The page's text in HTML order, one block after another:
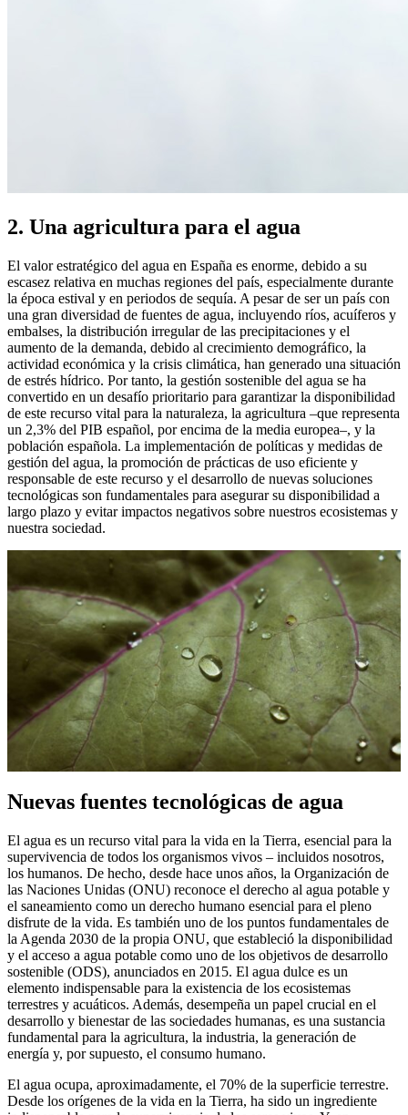
2. Una agricultura para el agua
El valor estratégico del agua en España es enorme, debido a su
escasez relativa en muchas regiones del país, especialmente durante
la época estival y en periodos de sequía. A pesar de ser un país con
una gran diversidad de fuentes de agua, incluyendo ríos, acuíferos y
embalses, la distribución irregular de las precipitaciones y el
aumento de la demanda, debido al crecimiento demográfico, la
actividad económica y la crisis climática, han generado una situación
de estrés hídrico. Por tanto, la gestión sostenible del agua se ha
convertido en un desafío prioritario para garantizar la disponibilidad
de este recurso vital para la naturaleza, la agricultura –que representa
un 2,3% del PIB español, por encima de la media europea–, y la
población española. La implementación de políticas y medidas de
gestión del agua, la promoción de prácticas de uso eficiente y
responsable de este recurso y el desarrollo de nuevas soluciones
tecnológicas son fundamentales para asegurar su disponibilidad a
largo plazo y evitar impactos negativos sobre nuestros ecosistemas y
nuestra sociedad.
Nuevas fuentes tecnológicas de agua
El agua es un recurso vital para la vida en la Tierra, esencial para la
supervivencia de todos los organismos vivos – incluidos nosotros,
los humanos. De hecho, desde hace unos años, la Organización de
las Naciones Unidas (ONU) reconoce el derecho al agua potable y
el saneamiento como un derecho humano esencial para el pleno
disfrute de la vida. Es también uno de los puntos fundamentales de
la Agenda 2030 de la propia ONU, que estableció la disponibilidad
y el acceso a agua potable como uno de los objetivos de desarrollo
sostenible (ODS), anunciados en 2015. El agua dulce es un
elemento indispensable para la existencia de los ecosistemas
terrestres y acuáticos. Además, desempeña un papel crucial en el
desarrollo y bienestar de las sociedades humanas, es una sustancia
fundamental para la agricultura, la industria, la generación de
energía y, por supuesto, el consumo humano.
El agua ocupa, aproximadamente, el 70% de la superficie terrestre.
Desde los orígenes de la vida en la Tierra, ha sido un ingrediente